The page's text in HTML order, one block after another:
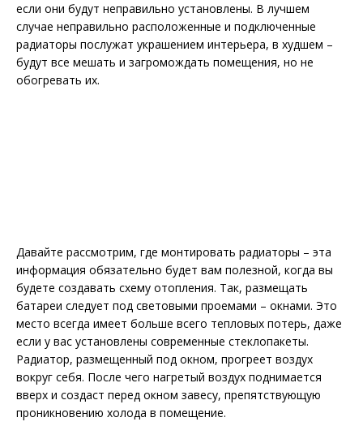
если они будут неправильно установлены. В лучшем
случае неправильно расположенные и подключенные
радиаторы послужат украшением интерьера, в худшем –
будут все мешать и загромождать помещения, но не
обогревать их.
Давайте рассмотрим, где монтировать радиаторы – эта
информация обязательно будет вам полезной, когда вы
будете создавать схему отопления. Так, размещать
батареи следует под световыми проемами – окнами. Это
место всегда имеет больше всего тепловых потерь, даже
если у вас установлены современные стеклопакеты.
Радиатор, размещенный под окном, прогреет воздух
вокруг себя. После чего нагретый воздух поднимается
вверх и создаст перед окном завесу, препятствующую
проникновению холода в помещение.